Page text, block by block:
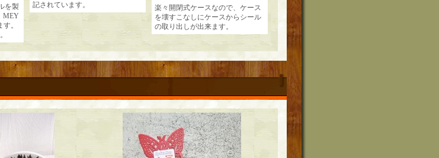
を製
MEY
。
記されています。
楽々開閉式ケースなので、ケース
を壊すこなしにケースからシール
の取り出しが出来ます。